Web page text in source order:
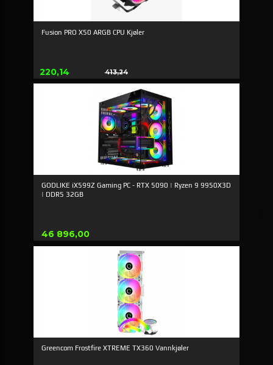
Fusion PRO X50 ARGB CPU Kjøler
Tilbud
220,14 413,24
Rabat
GODLIKE iX599Z Gaming PC - RTX 5090 | Ryzen 9 9950X3D
| DDR5 32GB
Pris
46 896,00
Greencom Frostfire XTREME TX360 Vannkjøler